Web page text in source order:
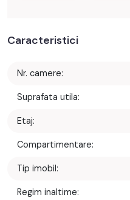
Caracteristici
Nr. camere:
Suprafata utila:
Etaj:
Compartimentare:
Tip imobil:
Regim inaltime: